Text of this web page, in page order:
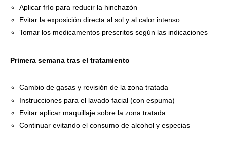
Aplicar frío para reducir la hinchazón
Evitar la exposición directa al sol y al calor intenso
Tomar los medicamentos prescritos según las indicaciones
Primera semana tras el tratamiento
Cambio de gasas y revisión de la zona tratada
Instrucciones para el lavado facial (con espuma)
Evitar aplicar maquillaje sobre la zona tratada
Continuar evitando el consumo de alcohol y especias